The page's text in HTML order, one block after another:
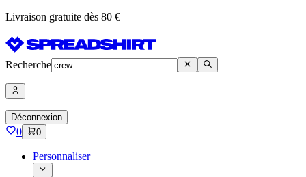
Livraison gratuite dès 80 €
Recherche
Déconnexion
0 0
Personnaliser